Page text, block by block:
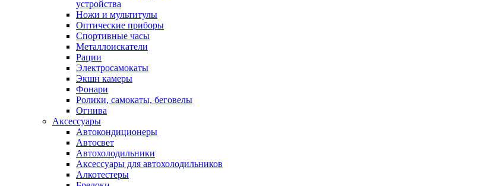
устройства
Ножи и мультитулы
Оптические приборы
Спортивные часы
Металлоискатели
Рации
Электросамокаты
Экшн камеры
Фонари
Ролики, самокаты, беговелы
Огнива
Аксессуары
Автокондиционеры
Aвтосвет
Автохолодильники
Аксессуары для автохолодильников
Алкотестеры